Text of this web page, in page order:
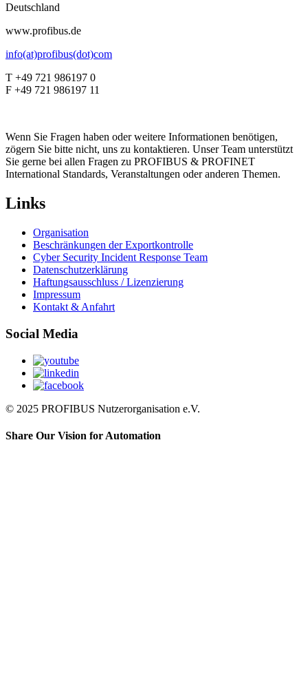
Deutschland
www.profibus.de
info(at)profibus(dot)com
T +49 721 986197 0
F +49 721 986197 11
Wenn Sie Fragen haben oder weitere Informationen benötigen,
zögern Sie bitte nicht, uns zu kontaktieren. Unser Team unterstützt
Sie gerne bei allen Fragen zu PROFIBUS & PROFINET
International Standards, Veranstaltungen oder anderen Themen.
Links
Organisation
Beschränkungen der Exportkontrolle
Cyber Security Incident Response Team
Datenschutzerklärung
Haftungsausschluss / Lizenzierung
Impressum
Kontakt & Anfahrt
Social Media
© 2025 PROFIBUS Nutzerorganisation e.V.
Share Our Vision for Automation